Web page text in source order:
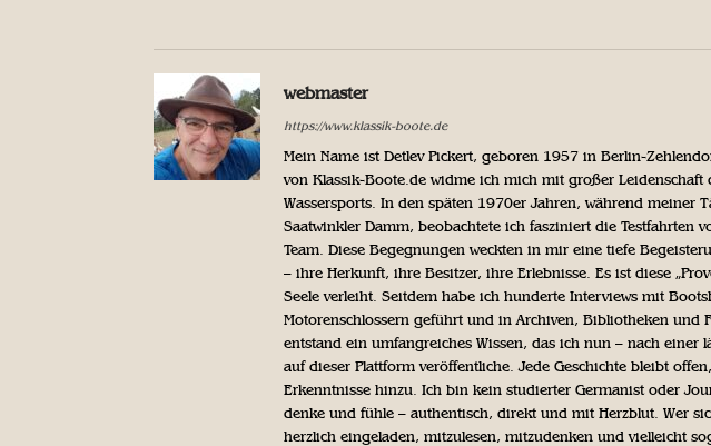
webmaster
https://www.klassik-boote.de
Mein Name ist Detlev Pickert, geboren 1957 in Berlin-
von Klassik-Boote.de widme ich mich mit großer Leidenschaft
Wassersports. In den späten 1970er Jahren, während meiner
Saatwinkler Damm, beobachtete ich fasziniert die Testfahrten
Team. Diese Begegnungen weckten in mir eine tiefe
– ihre Herkunft, ihre Besitzer, ihre Erlebnisse. Es ist diese
Seele verleiht. Seitdem habe ich hunderte Interviews mit
Motorenschlossern geführt und in Archiven, Bibliotheken und
entstand ein umfangreiches Wissen, das ich nun – nach einer
auf dieser Plattform veröffentliche. Jede Geschichte bleibt
Erkenntnisse hinzu. Ich bin kein studierter Germanist oder
denke und fühle – authentisch, direkt und mit Herzblut. Wer
herzlich eingeladen, mitzulesen, mitzudenken und vielleicht